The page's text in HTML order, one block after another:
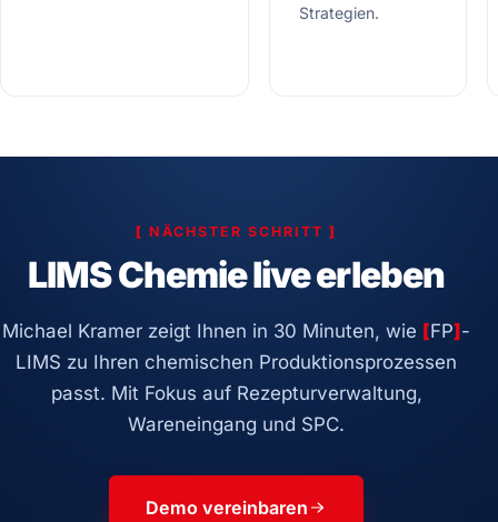
Strategien.
[ NÄCHSTER SCHRITT]
LIMS Chemie live erleben
Michael Kramer zeigt Ihnen in 30 Minuten, wie [FP]-
LIMS zu Ihren chemischen Produktionsprozessen
passt. Mit Fokus auf Rezepturverwaltung,
Wareneingang und SPC.
Demo vereinbaren